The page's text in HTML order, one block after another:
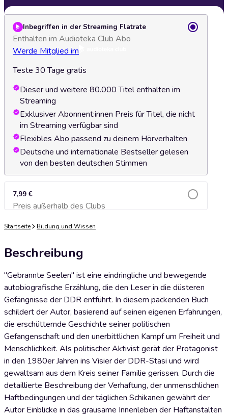
Inbegriffen in der Streaming Flatrate
Enthalten im Audioteka Club Abo
Werde Mitglied im
Teste 30 Tage gratis
Dieser und weitere 80.000 Titel enthalten im
Streaming
Exklusiver Abonnent:innen Preis für Titel, die nicht
im Streaming verfügbar sind
Flexibles Abo passend zu deinem Hörverhalten
Deutsche und internationale Bestseller gelesen
von den besten deutschen Stimmen
7,99 €
Preis außerhalb des ClubsZum Warenkorb hinzufügen
Startseite Bildung und Wissen
Beschreibung
"Gebrannte Seelen" ist eine eindringliche und bewegende
autobiografische Erzählung, die den Leser in die düsteren
Gefängnisse der DDR entführt. In diesem packenden Buch
schildert der Autor, basierend auf seinen eigenen Erfahrungen,
die erschütternde Geschichte seiner politischen
Gefangenschaft und den unerbittlichen Kampf um Freiheit und
Menschlichkeit. Als politischer Aktivist gerät der Protagonist
in den 1980er Jahren ins Visier der DDR-Stasi und wird
gewaltsam aus dem Kreis seiner Familie gerissen. Durch die
detaillierte Beschreibung der Verhaftung, der unmenschlichen
Haftbedingungen und der täglichen Schikanen gewährt der
Autor Einblicke in das grausame Innenleben der Haftanstalten